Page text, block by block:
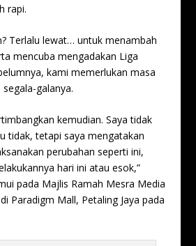
rapi.
Terlalu lewat… untuk menambah
mencuba mengadakan Liga
kami memerlukan masa
galanya.
kemudian. Saya tidak
tidak, tetapi saya mengatakan
perubahan seperti ini,
hari ini atau esok,”
pada Majlis Ramah Mesra Media
Paradigm Mall, Petaling Jaya pada